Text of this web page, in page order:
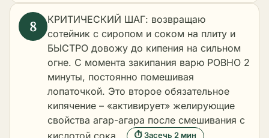
КРИТИЧЕСКИЙ ШАГ: возвращаю
сотейник с сиропом и соком на плиту и
БЫСТРО довожу до кипения на сильном
огне. С момента закипания варю РОВНО 2
минуты, постоянно помешивая
лопаточкой. Это второе обязательное
кипячение – «активирует» желирующие
свойства агар-агара после смешивания с
кислотой сока.
⏱ Засечь 2 мин